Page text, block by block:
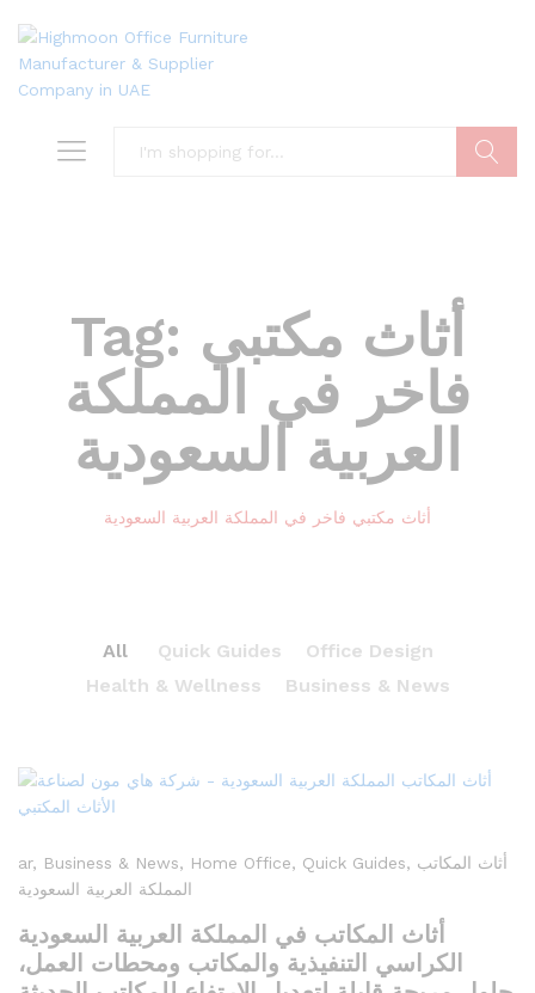
Tag: أثاث مكتبي
فاخر في المملكة
العربية السعودية
أثاث مكتبي فاخر في المملكة العربية السعودية
All Quick Guides
Office Design
Health & Wellness
Business & News
ar, Business & News, Home Office, Quick Guides, أثاث المكاتب
المملكة العربية السعودية
أثاث المكاتب في المملكة العربية السعودية
الكراسي التنفيذية والمكاتب ومحطات العمل،